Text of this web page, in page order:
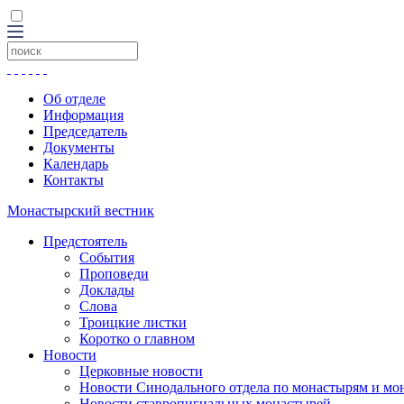
Об отделе
Информация
Председатель
Документы
Календарь
Контакты
Монастырский вестник
Предстоятель
События
Проповеди
Доклады
Слова
Троицкие листки
Коротко о главном
Новости
Церковные новости
Новости Синодального отдела по монастырям и